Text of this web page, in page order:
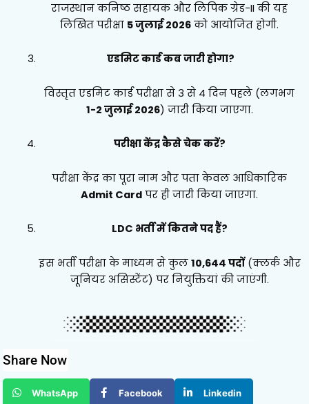
राजस्थान कनिष्ठ सहायक और लिपिक ग्रेड-II की यह
लिखित परीक्षा 5 जुलाई 2026 को आयोजित होगी.
एडमिट कार्ड कब जारी होगा?
विस्तृत एडमिट कार्ड परीक्षा से 3 से 4 दिन पहले (लगभग
1-2 जुलाई 2026) जारी किया जाएगा.
परीक्षा केंद्र कैसे चेक करें?
परीक्षा केंद्र का पूरा नाम और पता केवल आधिकारिक
Admit Card पर ही जारी किया जाएगा.
LDC भर्ती में कितने पद हैं?
इस भर्ती परीक्षा के माध्यम से कुल 10,644 पदों(क्लर्क और
जूनियर असिस्टेंट) पर नियुक्तियां की जाएंगी.
Share Now
WhatsApp Facebook Linkedin